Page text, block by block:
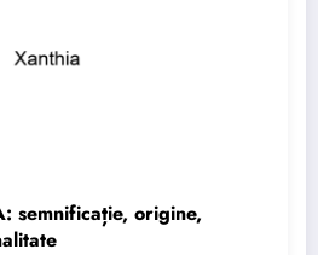
semnificație, origine,